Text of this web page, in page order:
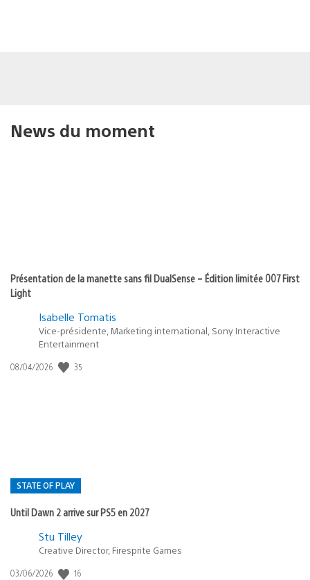
News du moment
Présentation de la manette sans fil DualSense – Édition limitée 007 First
Light
Isabelle Tomatis
Vice-présidente, Marketing international, Sony Interactive
Entertainment
Date
08/04/2026 35
STATE OF PLAY
Until Dawn 2 arrive sur PS5 en 2027
Postée
:
Stu Tilley
Creative Director, Firesprite Games
Date
03/06/2026 16